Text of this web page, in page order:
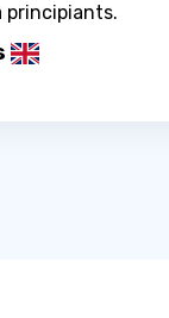
principiants.